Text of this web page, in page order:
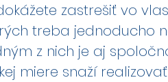
zastrešiť vo
treba jednoducho
z nich je aj
miere snaží